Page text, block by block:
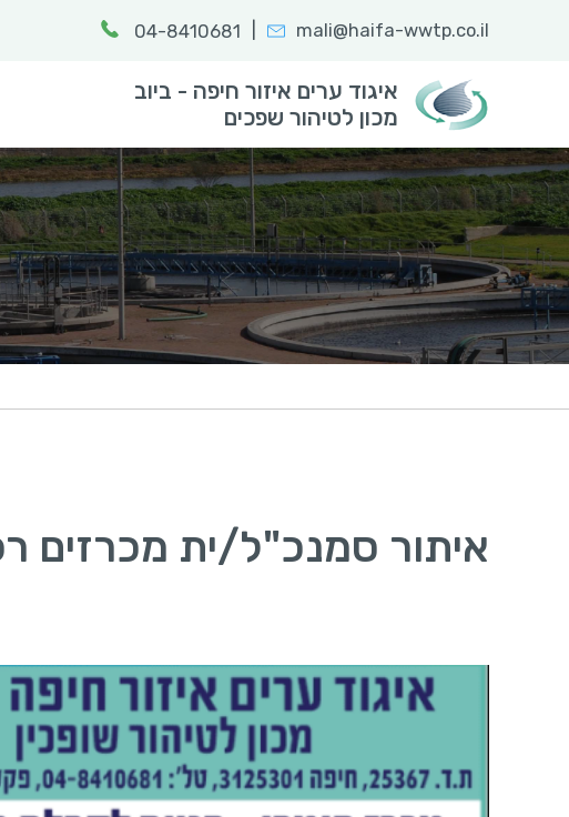
חפש: הקלד מילת
mali@haifa-wwtp.co.il
04-8410681
איגוד ערים איזור חיפה - ביוב
מכון לטיהור שפכים
איתור סמנכ"ל/ית מכרזים